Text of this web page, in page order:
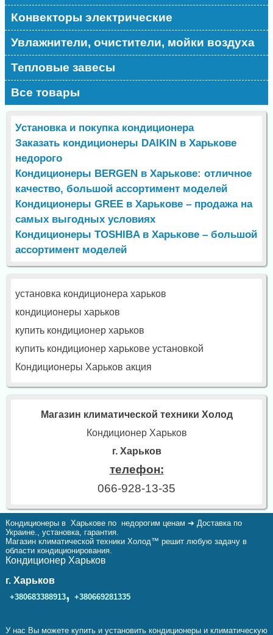
Конвекторы электрические
Увлажнители, очистители, мойки воздуха
Тепловые завесы
Все товары
Установка и покупка кондиционера
Заказать кондиционеры DAIKIN в Харькове
недорого
Кондиционеры BERGEN в Харькове: отличное
качество, большой ассортимент моделей
Кондиционеры GREE в Харькове – продажа на
самых выгодных условиях
Кондиционеры TOSHIBA в Харькове – большой
ассортимент моделей
установка кондиционера харьков
кондиционеры харьков
купить кондиционер харьков
купить кондиционер харькове установкой
Кондиционеры Харьков акция
Магазин климатической техники Холод
Кондиционер Харьков
г. Харьков
телефон:
066-928-13-35
Кондиционеры в Харькове по недорогим ценам ➔ Доставка по
Украине., установка, гарантия.
Магазин климатической техники Холод™ решит любую задачу в
области кондиционирования.
Кондиционер Харьков
г. Харьков
+380683388913, +380669281335
У нас Вы можете купить и установить кондиционеры и климатическую